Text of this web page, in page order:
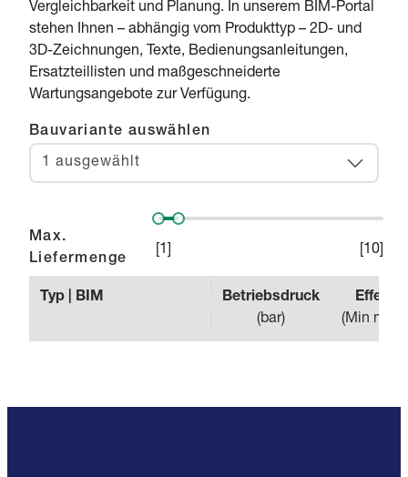
Vergleichbarkeit und Planung. In unserem BIM-Portal
stehen Ihnen – abhängig vom Produkttyp – 2D- und
3D-Zeichnungen, Texte, Bedienungsanleitungen,
Ersatzteillisten und maßgeschneiderte
Wartungsangebote zur Verfügung.
Bauvariante auswählen
1 ausgewählt
Max.
Liefermenge
1 10
Typ | BIM
Betriebsdruck
(bar)
(Min m³/